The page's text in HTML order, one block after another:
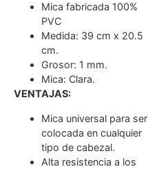
Mica fabricada 100%
PVC
Medida: 39 cm x 20.5
cm.
Grosor: 1 mm.
Mica: Clara.
VENTAJAS:
Mica universal para ser
colocada en cualquier
tipo de cabezal.
Alta resistencia a los